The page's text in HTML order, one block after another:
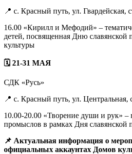
📍 с. Красный путь, ул. Гвардейская,
16.00 «Кирилл и Мефодий» –
детей, посвященная Дню славянской
культуры
🗓 21-31 МАЯ
СДК «Русь»
📍 с. Красный путь, ул. Центральная,
10.00-20.00 «Творение души и рук» –
промыслов в рамках Дня славянской
📌 Актуальная информация о
официальных аккаунтах Домов